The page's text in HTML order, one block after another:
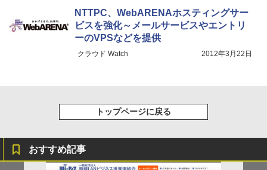
NTTPC、WebARENAホスティングサー
ビスを強化～メールサービスやエントリ
ーのVPSなどを提供
クラウド Watch 2012年3月22日
トップページに戻る
おすすめ記事